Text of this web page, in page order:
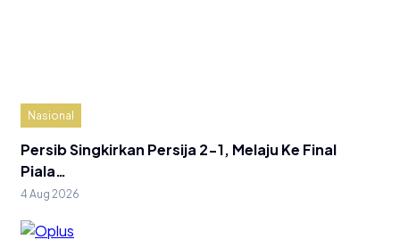
Nasional
Persib Singkirkan Persija 2-1, Melaju Ke Final
Piala…
4 Aug 2026